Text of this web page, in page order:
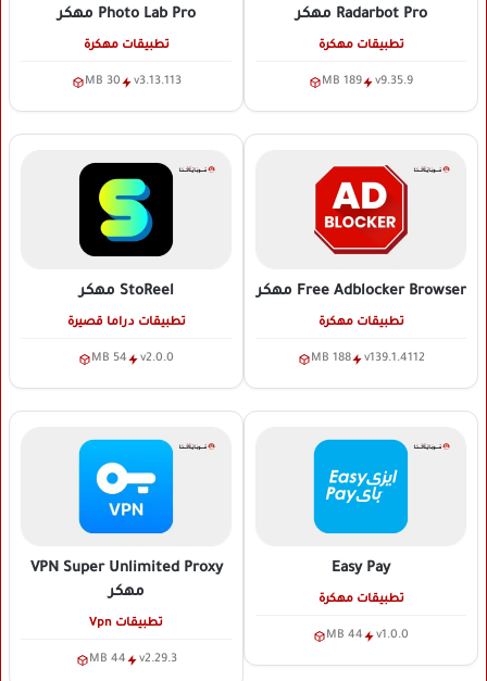
Radarbot Pro مهكر
تطبيقات مهكرة
v9.35.9
189 MB
Photo Lab Pro مهكر
تطبيقات مهكرة
v3.13.113
30 MB
Free Adblocker Browser مهكر
تطبيقات مهكرة
v139.1.4112
188 MB
StoReel مهكر
تطبيقات دراما قصيرة
v2.0.0
54 MB
Easy Pay
تطبيقات مهكرة
v1.0.0
44 MB
VPN Super Unlimited Proxy
مهكر
تطبيقات Vpn
v2.29.3
44 MB